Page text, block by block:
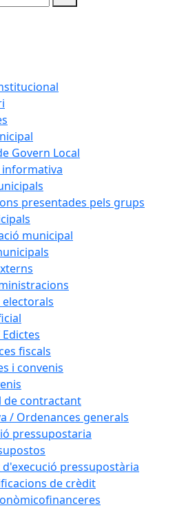
Govern Local
informativa
presentades pels grups
municipal
electorals
fiscals
i convenis
de contractant
/ Ordenances generals
pressupostaria
d'execució pressupostària
de crèdit